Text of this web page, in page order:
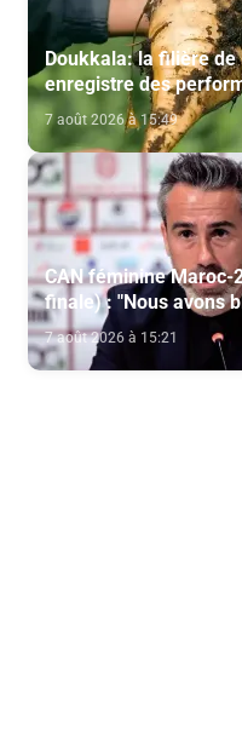
Doukkala: la filière
enregistre des
titre de la campagne
7 août 2026 à 15:49
CAN féminine Maroc-
finale) : "Nous avons
du Sud pour aller
(Jorge Vilda)
7 août 2026 à 15:21